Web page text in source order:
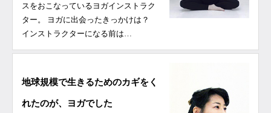
スをおこなっているヨガインストラク
ター。 ヨガに出会ったきっかけは？
インストラクターになる前は…
地球規模で生きるためのカギをく
れたのが、ヨガでした